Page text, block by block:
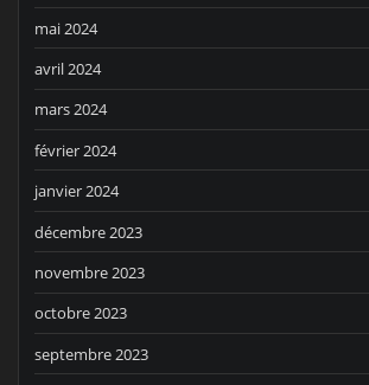
mai 2024
avril 2024
mars 2024
février 2024
janvier 2024
décembre 2023
novembre 2023
octobre 2023
septembre 2023